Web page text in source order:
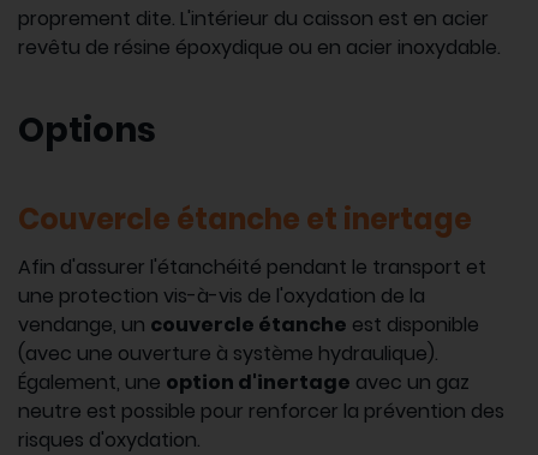
proprement dite. L'intérieur du caisson est en acier
revêtu de résine époxydique ou en acier inoxydable.
Options
Couvercle étanche et inertage
Afin d'assurer l'étanchéité pendant le transport et
une protection vis-à-vis de l'oxydation de la
vendange, un couvercle étanche est disponible
(avec une ouverture à système hydraulique).
Également, une option d'inertage avec un gaz
neutre est possible pour renforcer la prévention des
risques d'oxydation.